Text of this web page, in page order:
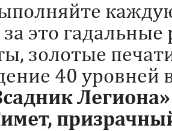
это
золотые
40 уровней
Легиона»